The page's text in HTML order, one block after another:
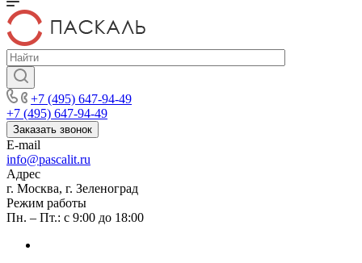
+7 (495) 647-94-49
+7 (495) 647-94-49
Заказать звонок
E-mail
info@pascalit.ru
Адрес
г. Москва, г. Зеленоград
Режим работы
Пн. – Пт.: с 9:00 до 18:00